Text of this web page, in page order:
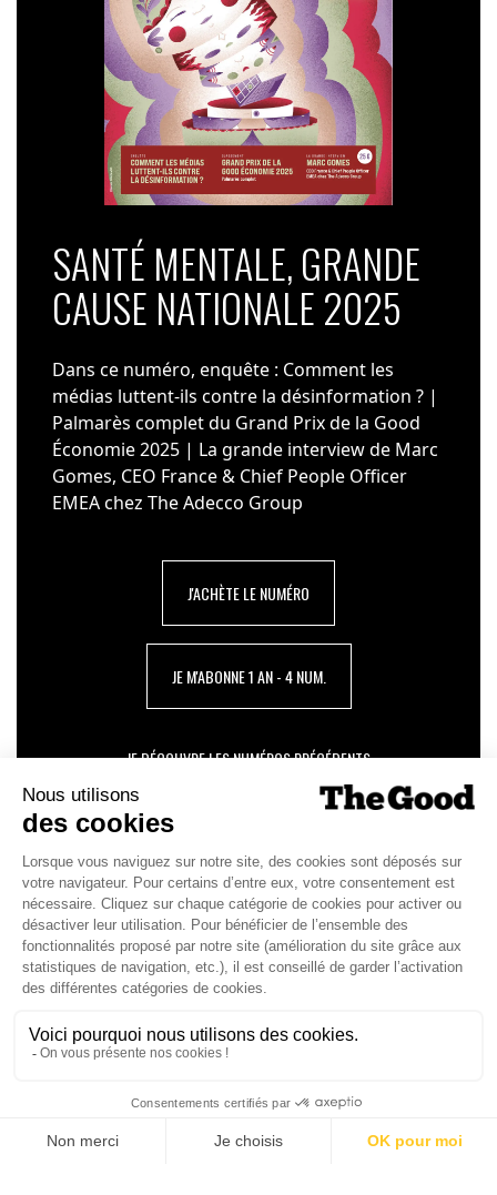
SANTÉ MENTALE, GRANDE
CAUSE NATIONALE 2025
Dans ce numéro, enquête : Comment les
médias luttent-ils contre la désinformation ? |
Palmarès complet du Grand Prix de la Good
Économie 2025 | La grande interview de Marc
Gomes, CEO France & Chief People Officer
EMEA chez The Adecco Group
J'ACHÈTE LE NUMÉRO
JE M'ABONNE 1 AN - 4 NUM.
JE DÉCOUVRE LES NUMÉROS PRÉCÉDENTS
Je suis déjà abonné(e) :
version digitale
SUIVEZ-NOUS